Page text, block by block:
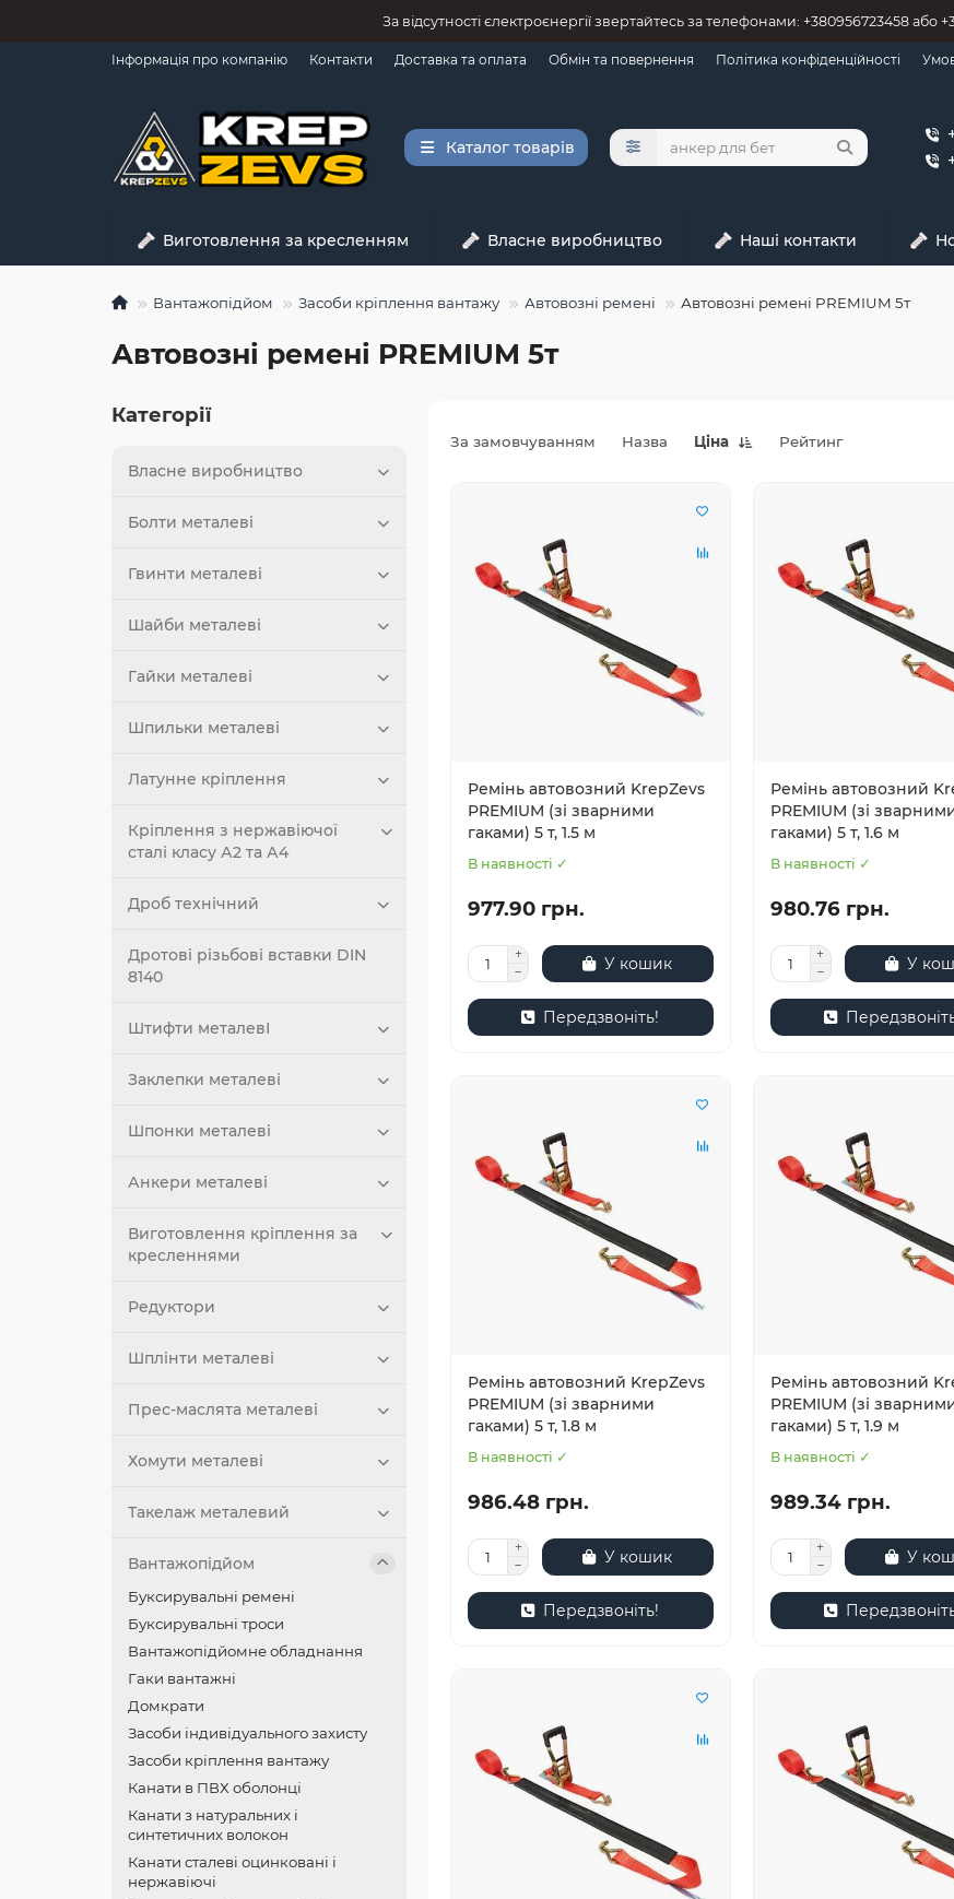
За відсутності єлектроєнергії звертайтесь за телефонами: +380956723458 або
Інформація про компанію Контакти Доставка та оплата Обмін та повернення Політика конфіденційності
Каталог товарів
Виготовлення за кресленням Власне виробництво Наші контакти
Вантажопідйом Засоби кріплення вантажу Автовозні ремені Автовозні ремені PREMIUM 5т
Автовозні ремені PREMIUM 5т
Категорії
Власне виробництво
Болти металеві
Гвинти металеві
Шайби металеві
Гайки металеві
Шпильки металеві
Латунне кріплення
Кріплення з нержавіючої
сталі класу А2 та А4
Дроб технічний
Дротові різьбові вставки DIN
8140
Штифти металевІ
Заклепки металеві
Шпонки металеві
Анкери металеві
Виготовлення кріплення за
кресленнями
Редуктори
Шплінти металеві
Прес-маслята металеві
Хомути металеві
Такелаж металевий
Вантажопідйом
Буксирувальні ремені
Буксирувальні троси
Вантажопідйомне обладнання
Гаки вантажні
Домкрати
Засоби індивідуального захисту
Засоби кріплення вантажу
Канати в ПВХ оболонці
Канати з натуральних і
синтетичних волокон
Канати сталеві оцинковані і
нержавіючі
За замовчуванням Назва Ціна Рейтинг
Ремінь автовозний KrepZevs
PREMIUM (зі зварними
гаками) 5 т, 1.5 м
В наявності ✓
977.90 грн.
У кошик
Передзвоніть!
Ремінь автовозний
PREMIUM (зі
гаками) 5 т, 1.6 м
В наявності ✓
980.76 грн.
У
Ремінь автовозний KrepZevs
PREMIUM (зі зварними
гаками) 5 т, 1.8 м
В наявності ✓
986.48 грн.
У кошик
Передзвоніть!
Ремінь автовозний
PREMIUM (зі
гаками) 5 т, 1.9 м
В наявності ✓
989.34 грн.
У